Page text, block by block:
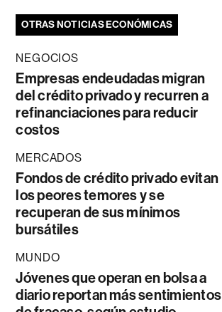
OTRAS NOTICIAS ECONÓMICAS
NEGOCIOS
Empresas endeudadas migran
del crédito privado y recurren a
refinanciaciones para reducir
costos
MERCADOS
Fondos de crédito privado evitan
los peores temores y se
recuperan de sus mínimos
bursátiles
MUNDO
Jóvenes que operan en bolsa a
diario reportan más sentimientos